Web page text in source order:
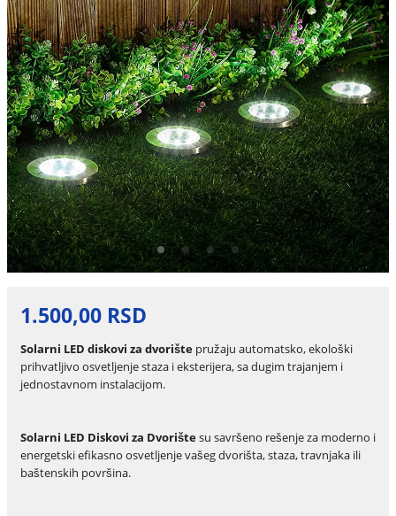
1.500,00 RSD
Solarni LED diskovi za dvorištepružaju automatsko, ekološki
prihvatljivo osvetljenje staza i eksterijera, sa dugim trajanjem i
jednostavnom instalacijom.
Solarni LED Diskovi za Dvorištesu savršeno rešenje za moderno i
energetski efikasno osvetljenje vašeg dvorišta, staza, travnjaka ili
baštenskih površina.